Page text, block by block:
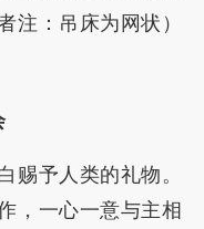
注：吊床为网状）
赐予人类的礼物。
，一心一意与主相